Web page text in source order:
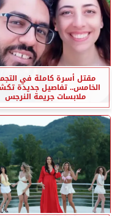
مقتل أسرة كاملة في
الخامس.. تفاصيل جديدة
ملابسات جريمة النرجس